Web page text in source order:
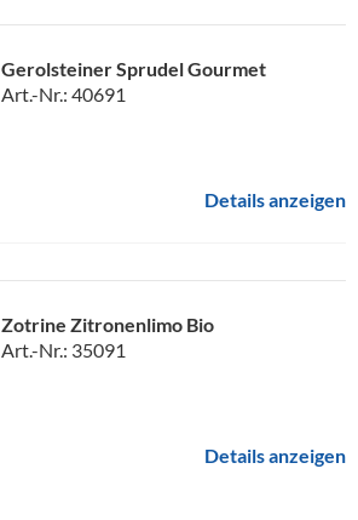
Gerolsteiner Sprudel Gourmet
Art.-Nr.: 40691
Details anzeigen
Zotrine Zitronenlimo Bio
Art.-Nr.: 35091
Details anzeigen